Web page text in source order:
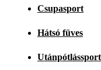
Csupasport
Hátsó füves
Utánpótlássport